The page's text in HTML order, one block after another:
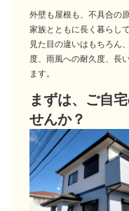
外壁も屋根も、不具合の
家族とともに長く暮らし
見た目の違いはもちろん
度、雨風への耐久度、長
ます。
まずは、ご自
せんか？